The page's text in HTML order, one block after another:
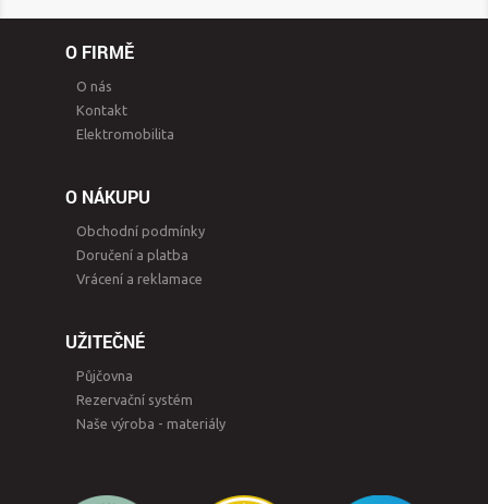
O FIRMĚ
O nás
Kontakt
Elektromobilita
O NÁKUPU
Obchodní podmínky
Doručení a platba
Vrácení a reklamace
UŽITEČNÉ
Půjčovna
Rezervační systém
Naše výroba - materiály